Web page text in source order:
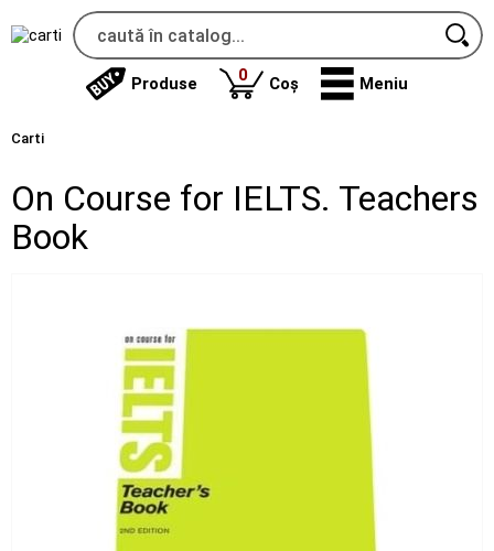
Produse 0produse
Coș Meniu
Carti
On Course for IELTS. Teachers
Book